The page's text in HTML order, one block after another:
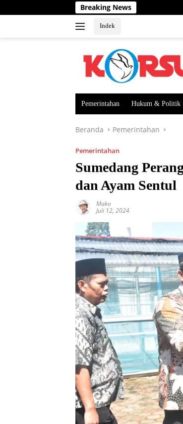
ke
Breaking News
Indek
Pemerintahan Hukum & Politik
Beranda Pemerintahan
Pemerintahan
Sumedang
dan Ayam Sentul
Mako
Juli 12, 2024